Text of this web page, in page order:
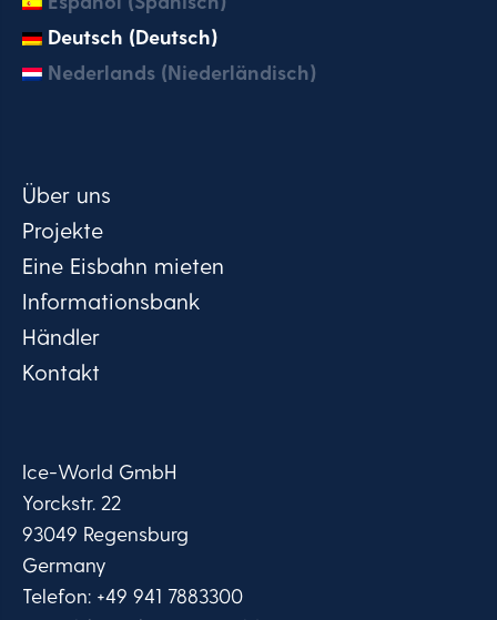
Deutsch (Deutsch)
Nederlands (Niederländisch)
Über uns
Projekte
Eine Eisbahn mieten
Informationsbank
Händler
Kontakt
Ice-World GmbH
Yorckstr. 22
93049 Regensburg
Germany
Telefon: +49 941 7883300